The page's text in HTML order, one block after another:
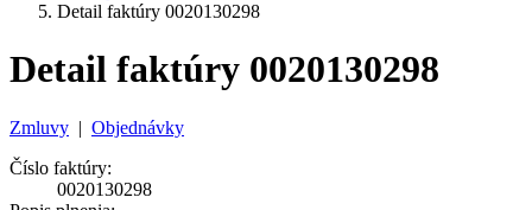
Detail faktúry 0020130298
Detail faktúry 0020130298
Zmluvy | Objednávky
Číslo faktúry:
0020130298